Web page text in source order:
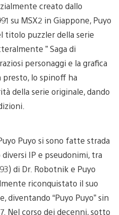
creato dallo
su MSX2 in Giappone, Puyo
titolo puzzler della serie
” Saga di
personaggi e la grafica
presto, lo spinoff ha
della serie originale, dando
Puyo si sono fatte strada
IP e pseudonimi, tra
di Dr. Robotnik e Puyo
riconquistato il suo
diventando “Puyo Puyo” sin
Nel corso dei decenni, sotto